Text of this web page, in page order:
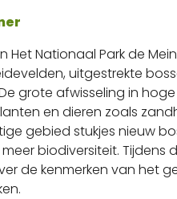
Het Nationaal Park de
uitgestrekte
grote afwisseling in
en dieren zoals
gebied stukjes nieuw
biodiversiteit.
de kenmerken van het